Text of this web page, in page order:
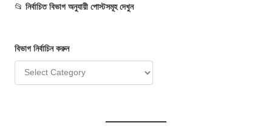
📂 নির্বাচিত বিভাগ অনুযায়ী পোস্টসমূহ দেখুন
বিভাগ নির্বাচিনকরুন